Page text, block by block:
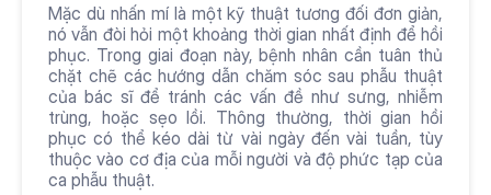
Mặc dù nhấn mí là một kỹ thuật tương đối đơn giản,
nó vẫn đòi hỏi một khoảng thời gian nhất định để hồi
phục. Trong giai đoạn này, bệnh nhân cần tuân thủ
chặt chẽ các hướng dẫn chăm sóc sau phẫu thuật
của bác sĩ để tránh các vấn đề như sưng, nhiễm
trùng, hoặc sẹo lồi. Thông thường, thời gian hồi
phục có thể kéo dài từ vài ngày đến vài tuần, tùy
thuộc vào cơ địa của mỗi người và độ phức tạp của
ca phẫu thuật.